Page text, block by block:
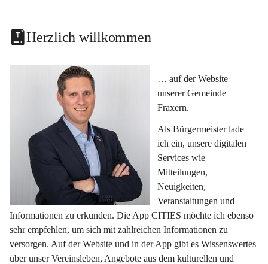
Herzlich willkommen
… auf der Website
unserer Gemeinde
Fraxern.
Als Bürgermeister lade
ich ein, unsere digitalen
Services wie
Mitteilungen,
Neuigkeiten,
Veranstaltungen und
Informationen zu erkunden. Die App CITIES möchte ich ebenso
sehr empfehlen, um sich mit zahlreichen Informationen zu
versorgen. Auf der Website und in der App gibt es Wissenswertes
über unser Vereinsleben, Angebote aus dem kulturellen und